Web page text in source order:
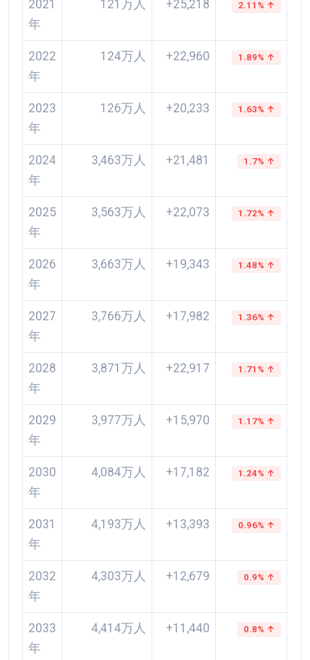
2021
年
121万人 +25,218 2.11% ↑
2022
年
124万人 +22,960 1.89% ↑
2023
年
126万人 +20,233 1.63% ↑
2024
年
3,463万人 +21,481 1.7% ↑
2025
年
3,563万人 +22,073 1.72% ↑
2026
年
3,663万人 +19,343 1.48% ↑
2027
年
3,766万人 +17,982 1.36% ↑
2028
年
3,871万人 +22,917 1.71% ↑
2029
年
3,977万人 +15,970 1.17% ↑
2030
年
4,084万人 +17,182 1.24% ↑
2031
年
4,193万人 +13,393 0.96% ↑
2032
年
4,303万人 +12,679 0.9% ↑
2033
年
4,414万人 +11,440 0.8% ↑